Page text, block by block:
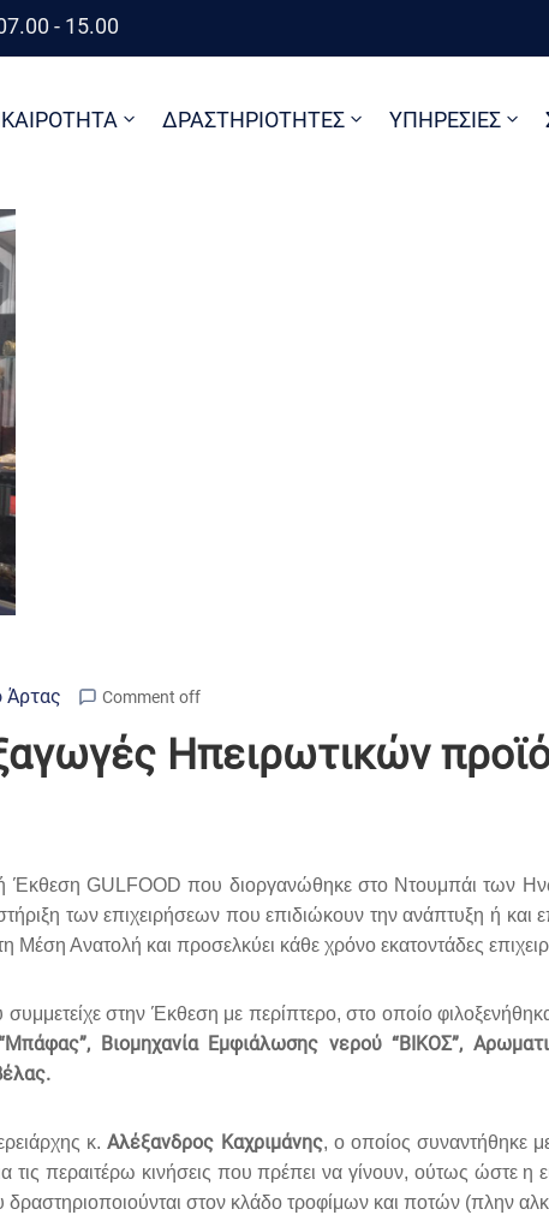
- 15.00
ΔΡΑΣΤΗΡΙΟΤΗΤΕΣ ΥΠΗΡΕΣΙΕΣ
Άρτας Comment off
Ηπειρωτικών
Έκθεση GULFOOD που διοργανώθηκε στο Ντουμπάι των
των επιχειρήσεων που επιδιώκουν την ανάπτυξη ή
Μέση Ανατολή και προσελκύει κάθε χρόνο εκατοντάδες
στην Έκθεση με περίπτερο, στο οποίο
Βιομηχανία Εμφιάλωσης νερού “ΒΙΚΟΣ”,
κ.Αλέξανδρος Καχριμάνης, ο οποίος συναντήθηκε
τις περαιτέρω κινήσεις που πρέπει να γίνουν, ούτως ώστε η
δραστηριοποιούνται στον κλάδο τροφίμων και ποτών (πλην